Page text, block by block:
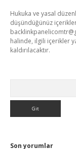
Hukuka ve yasal
düşündüğünüz
halinde, ilgili içerikler
kaldırılacaktır.
Son yorumlar